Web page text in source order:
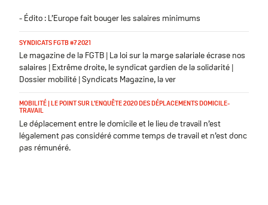
- Édito : L’Europe fait bouger les salaires minimums
SYNDICATS FGTB #7 2021
Le magazine de la FGTB | La loi sur la marge salariale écrase nos
salaires | Extrême droite, le syndicat gardien de la solidarité |
Dossier mobilité | Syndicats Magazine, la ver
MOBILITÉ | LE POINT SUR L'ENQUÊTE 2020 DES DÉPLACEMENTS DOMICILE-
TRAVAIL
Le déplacement entre le domicile et le lieu de travail n’est
légalement pas considéré comme temps de travail et n’est donc
pas rémunéré.